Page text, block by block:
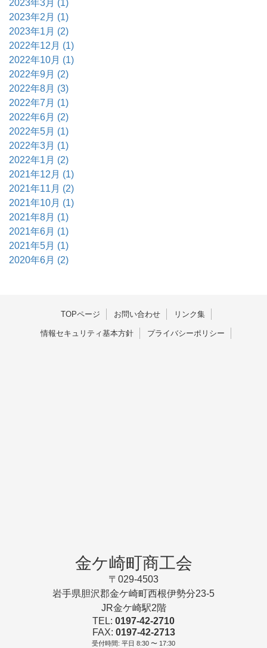
2023年3月 (1)
2023年2月 (1)
2023年1月 (2)
2022年12月 (1)
2022年10月 (1)
2022年9月 (2)
2022年8月 (3)
2022年7月 (1)
2022年6月 (2)
2022年5月 (1)
2022年3月 (1)
2022年1月 (2)
2021年12月 (1)
2021年11月 (2)
2021年10月 (1)
2021年8月 (1)
2021年6月 (1)
2021年5月 (1)
2020年6月 (2)
TOPページ お問い合わせ リンク集
情報セキュリティ基本方針 プライバシーポリシー
金ケ崎町商工会
〒029-4503
岩手県胆沢郡金ケ崎町西根伊勢分23-5
JR金ケ崎駅2階
TEL: 0197-42-2710
FAX: 0197-42-2713
受付時間: 平日 8:30 〜 17:30